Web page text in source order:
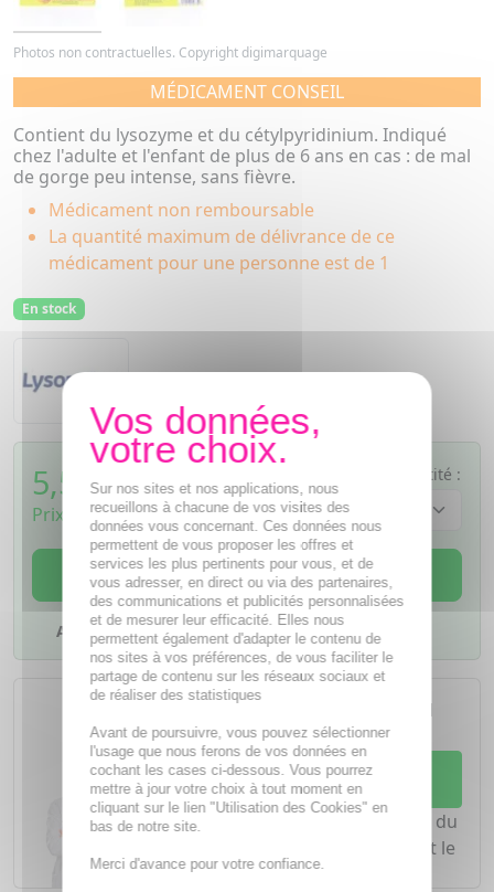
Photos non contractuelles. Copyright digimarquage
MÉDICAMENT CONSEIL
Contient du lysozyme et du cétylpyridinium. Indiqué
chez l'adulte et l'enfant de plus de 6 ans en cas : de mal
de gorge peu intense, sans fièvre.
Médicament non remboursable
La quantité maximum de délivrance de ce
médicament pour une personne est de 1
En stock
5,50€ TTC
Prix de vente au public fixé librement
Quantité :
AJOUTER AU PANIER
Ajouter à mes favoris
L'achat d'un médicament sans
ordonnance nécessite le conseil
d'unpharmacien
Demandez conseil à votre
pharmacien
Notre équipe est à votre écoute du
et le
samedi de 8h à 19h30
Sur nos sites et nos applications, nous
recueillons à chacune de vos visites des
données vous concernant. Ces données nous
permettent de vous proposer les offres et
services les plus pertinents pour vous, et de
vous adresser, en direct ou via des partenaires,
des communications et publicités personnalisées
et de mesurer leur efficacité. Elles nous
permettent également d'adapter le contenu de
nos sites à vos préférences, de vous faciliter le
partage de contenu sur les réseaux sociaux et
de réaliser des statistiques
Avant de poursuivre, vous pouvez sélectionner
l'usage que nous ferons de vos données en
cochant les cases ci-dessous. Vous pourrez
mettre à jour votre choix à tout moment en
cliquant sur le lien "Utilisation des Cookies" en
bas de notre site.
Merci d'avance pour votre confiance.